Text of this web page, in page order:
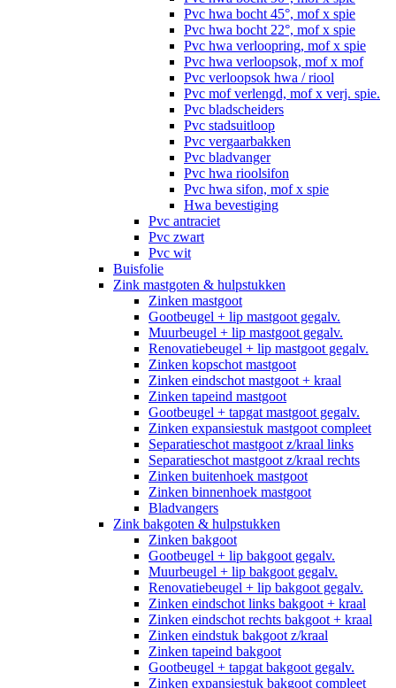
Pvc hwa bocht 45°, mof x spie
Pvc hwa bocht 22°, mof x spie
Pvc hwa verloopring, mof x spie
Pvc hwa verloopsok, mof x mof
Pvc verloopsok hwa / riool
Pvc mof verlengd, mof x verj. spie.
Pvc bladscheiders
Pvc stadsuitloop
Pvc vergaarbakken
Pvc bladvanger
Pvc hwa rioolsifon
Pvc hwa sifon, mof x spie
Hwa bevestiging
Pvc antraciet
Pvc zwart
Pvc wit
Buisfolie
Zink mastgoten & hulpstukken
Zinken mastgoot
Gootbeugel + lip mastgoot gegalv.
Muurbeugel + lip mastgoot gegalv.
Renovatiebeugel + lip mastgoot gegalv.
Zinken kopschot mastgoot
Zinken eindschot mastgoot + kraal
Zinken tapeind mastgoot
Gootbeugel + tapgat mastgoot gegalv.
Zinken expansiestuk mastgoot compleet
Separatieschot mastgoot z/kraal links
Separatieschot mastgoot z/kraal rechts
Zinken buitenhoek mastgoot
Zinken binnenhoek mastgoot
Bladvangers
Zink bakgoten & hulpstukken
Zinken bakgoot
Gootbeugel + lip bakgoot gegalv.
Muurbeugel + lip bakgoot gegalv.
Renovatiebeugel + lip bakgoot gegalv.
Zinken eindschot links bakgoot + kraal
Zinken eindschot rechts bakgoot + kraal
Zinken eindstuk bakgoot z/kraal
Zinken tapeind bakgoot
Gootbeugel + tapgat bakgoot gegalv.
Zinken expansiestuk bakgoot compleet